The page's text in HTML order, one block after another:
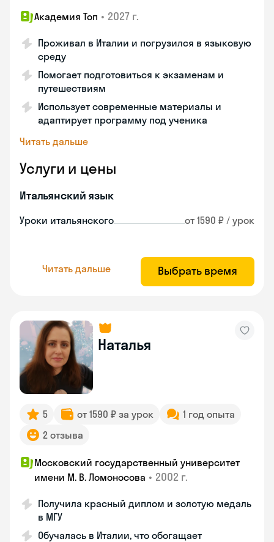
Академия Топ • 2027 г.
Проживал в Италии и погрузился в языковую
среду
Помогает подготовиться к экзаменам и
путешествиям
Использует современные материалы и
адаптирует программу под ученика
Читать дальше
Услуги и цены
Итальянский язык
Уроки итальянского от 1590 ₽ / урок
Читать дальше Выбрать время
Наталья
5 от 1590 ₽ за урок
1 год опыта
2 отзыва
Московский государственный университет
имени М. В. Ломоносова • 2002 г.
Получила красный диплом и золотую медаль
в МГУ
Обучалась в Италии, что обогащает